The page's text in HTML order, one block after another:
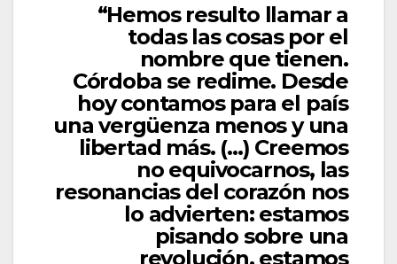
“Hemos resulto llamar a
todas las cosas por el
nombre que tienen.
Córdoba se redime. Desde
hoy contamos para el país
una vergüenza menos y una
libertad más. (…) Creemos
no equivocarnos, las
resonancias del corazón nos
lo advierten: estamos
pisando sobre una
revolución, estamos